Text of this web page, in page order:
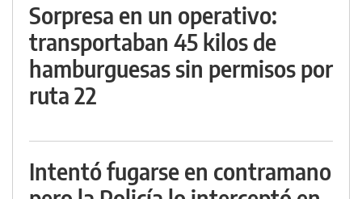
Sorpresa en un operativo:
transportaban 45 kilos de
hamburguesas sin permisos por
ruta 22
Intentó fugarse en contramano